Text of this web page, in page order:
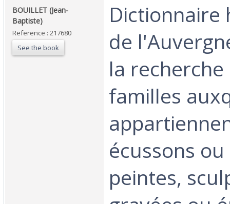
‎BOUILLET (Jean-
Baptiste)‎
Reference : 217680
See the book
‎Dictionnaire
de
la
familles
écussons
peintes,